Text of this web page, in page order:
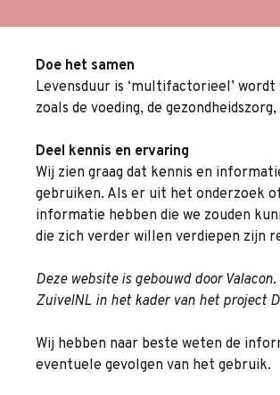
Doe het samen
Levensduur is ‘multifactorieel’
zoals de voeding, de
Deel kennis en ervaring
Wij zien graag dat kennis en
gebruiken. Als er uit het onderzoek
informatie hebben die we zouden
die zich verder willen verdiepen zijn
Deze website is gebouwd door
ZuivelNL in het kader van het project
Wij hebben naar beste weten de
eventuele gevolgen van het gebruik.